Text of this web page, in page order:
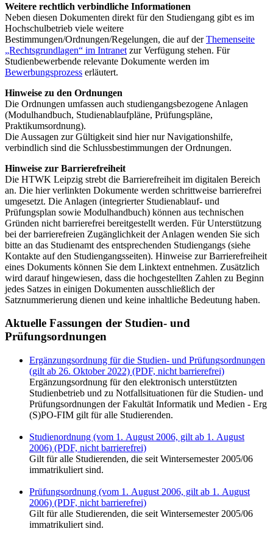
Weitere rechtlich verbindliche Informationen
Neben diesen Dokumenten direkt für den Studiengang gibt es im
Hochschulbetrieb viele weitere
Bestimmungen/Ordnungen/Regelungen, die auf derThemenseite
„Rechtsgrundlagen“ im Intranet zur Verfügung stehen. Für
Studienbewerbende relevante Dokumente werden im
Bewerbungsprozess erläutert.
Hinweise zu den Ordnungen
Die Ordnungen umfassen auch studiengangsbezogene Anlagen
(Modulhandbuch, Studienablaufpläne, Prüfungspläne,
Praktikumsordnung).
Die Aussagen zur Gültigkeit sind hier nur Navigationshilfe,
verbindlich sind die Schlussbestimmungen der Ordnungen.
Hinweise zur Barrierefreiheit
Die HTWK Leipzig strebt die Barrierefreiheit im digitalen Bereich
an. Die hier verlinkten Dokumente werden schrittweise barrierefrei
umgesetzt. Die Anlagen (integrierter Studienablauf- und
Prüfungsplan sowie Modulhandbuch) können aus technischen
Gründen nicht barrierefrei bereitgestellt werden. Für Unterstützung
bei der barrierefreien Zugänglichkeit der Anlagen wenden Sie sich
bitte an das Studienamt des entsprechenden Studiengangs (siehe
Kontakte auf den Studiengangsseiten). Hinweise zur Barrierefreiheit
eines Dokuments können Sie dem Linktext entnehmen. Zusätzlich
wird darauf hingewiesen, dass die hochgestellten Zahlen zu Beginn
jedes Satzes in einigen Dokumenten ausschließlich der
Satznummerierung dienen und keine inhaltliche Bedeutung haben.
Aktuelle Fassungen der Studien- und
Prüfungsordnungen
Ergänzungsordnung für die Studien- und Prüfungsordnungen
(gilt ab 26. Oktober 2022) (PDF, nicht barrierefrei)
Ergänzungsordnung für den elektronisch unterstützten
Studienbetrieb und zu Notfallsituationen für die Studien- und
Prüfungsordnungen der Fakultät Informatik und Medien - Erg
(S)PO-FIM gilt für alle Studierenden.
Studienordnung (vom 1. August 2006, gilt ab 1. August
2006) (PDF, nicht barrierefrei)
Gilt für alle Studierenden, die seit Wintersemester 2005/06
immatrikuliert sind.
Prüfungsordnung (vom 1. August 2006, gilt ab 1. August
2006) (PDF, nicht barrierefrei)
Gilt für alle Studierenden, die seit Wintersemester 2005/06
immatrikuliert sind.